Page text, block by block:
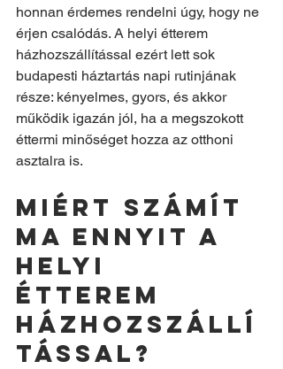
honnan érdemes rendelni úgy, hogy ne
érjen csalódás. A helyi étterem
házhozszállítással ezért lett sok
budapesti háztartás napi rutinjának
része: kényelmes, gyors, és akkor
működik igazán jól, ha a megszokott
éttermi minőséget hozza az otthoni
asztalra is.
Miért számít
ma ennyit a
helyi
étterem
házhozszállí
tással?